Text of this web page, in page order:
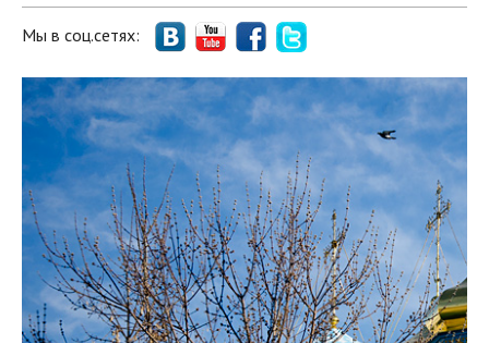
Мы в соц.сетях: